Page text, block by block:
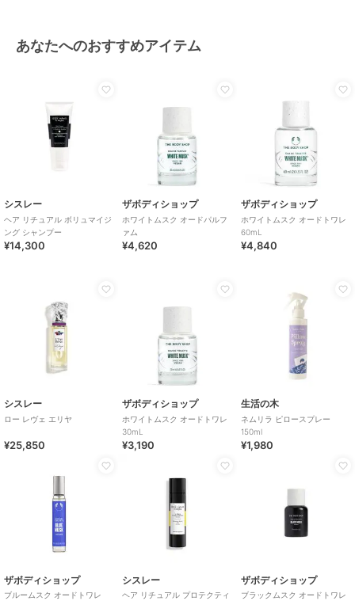
あなたへのおすすめアイテム
シスレー
ヘア リチュアル ボリュマイジ
ング シャンプー
¥14,300
ザボディショップ
ホワイトムスク オードパルフ
ァム
¥4,620
ザボディショップ
ホワイトムスク オードトワレ
60mL
¥4,840
シスレー
ロー レヴェ エリヤ
¥25,850
ザボディショップ
ホワイトムスク オードトワレ
30mL
¥3,190
生活の木
ネムリラ ピロースプレー
150ml
¥1,980
ザボディショップ
ブルームスク オードトワレ
シスレー
ヘア リチュアル プロテクティ
ザボディショップ
ブラックムスク オードトワレ